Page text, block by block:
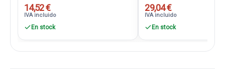
14,52 €
IVA incluido
En stock
29,04 €
IVA incluido
En stock